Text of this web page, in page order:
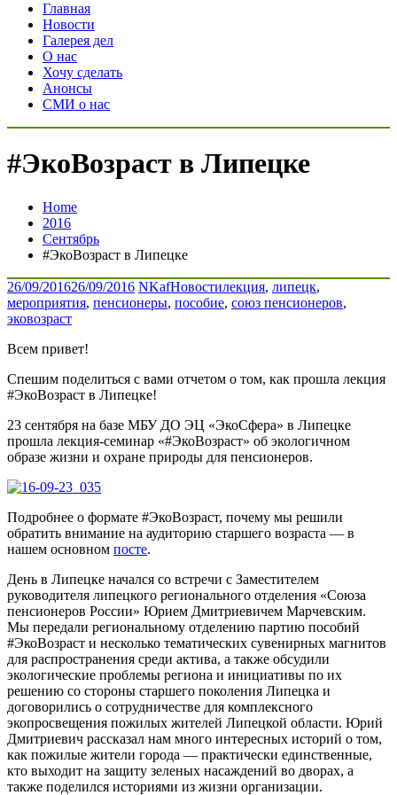
Главная
Новости
Галерея дел
О нас
Хочу сделать
Анонсы
СМИ о нас
#ЭкоВозраст в Липецке
Home
2016
Сентябрь
#ЭкоВозраст в Липецке
26/09/201626/09/2016 NKafНовостилекция, липецк,
мероприятия, пенсионеры, пособие, союз пенсионеров,
эковозраст
Всем привет!
Спешим поделиться с вами отчетом о том, как прошла лекция
#ЭкоВозраст в Липецке!
23 сентября на базе МБУ ДО ЭЦ «ЭкоСфера» в Липецке
прошла лекция-семинар «#ЭкоВозраст» об экологичном
образе жизни и охране природы для пенсионеров.
Подробнее о формате #ЭкоВозраст, почему мы решили
обратить внимание на аудиторию старшего возраста — в
нашем основном посте.
День в Липецке начался со встречи с Заместителем
руководителя липецкого регионального отделения «Союза
пенсионеров России» Юрием Дмитриевичем Марчевским.
Мы передали региональному отделению партию пособий
#ЭкоВозраст и несколько тематических сувенирных магнитов
для распространения среди актива, а также обсудили
экологические проблемы региона и инициативы по их
решению со стороны старшего поколения Липецка и
договорились о сотрудничестве для комплексного
экопросвещения пожилых жителей Липецкой области. Юрий
Дмитриевич рассказал нам много интересных историй о том,
как пожилые жители города — практически единственные,
кто выходит на защиту зеленых насаждений во дворах, а
также поделился историями из жизни организации.